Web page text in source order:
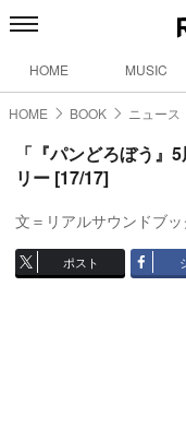
HOME MUSIC
HOME BOOK ニュース
「『パンどろぼう
リー [17/17]
文＝リアルサウンドブ
ポスト